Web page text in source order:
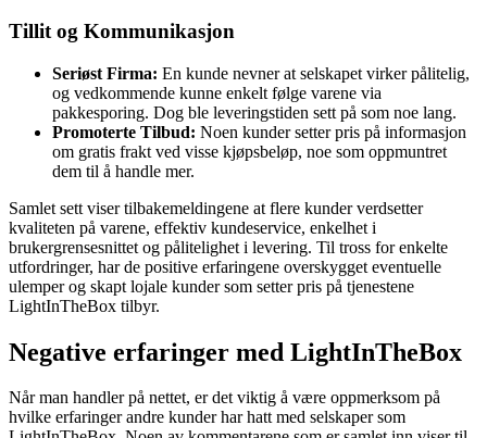
Tillit og Kommunikasjon
Seriøst Firma: En kunde nevner at selskapet virker pålitelig,
og vedkommende kunne enkelt følge varene via
pakkesporing. Dog ble leveringstiden sett på som noe lang.
Promoterte Tilbud: Noen kunder setter pris på informasjon
om gratis frakt ved visse kjøpsbeløp, noe som oppmuntret
dem til å handle mer.
Samlet sett viser tilbakemeldingene at flere kunder verdsetter
kvaliteten på varene, effektiv kundeservice, enkelhet i
brukergrensesnittet og pålitelighet i levering. Til tross for enkelte
utfordringer, har de positive erfaringene overskygget eventuelle
ulemper og skapt lojale kunder som setter pris på tjenestene
LightInTheBox tilbyr.
Negative erfaringer med LightInTheBox
Når man handler på nettet, er det viktig å være oppmerksom på
hvilke erfaringer andre kunder har hatt med selskaper som